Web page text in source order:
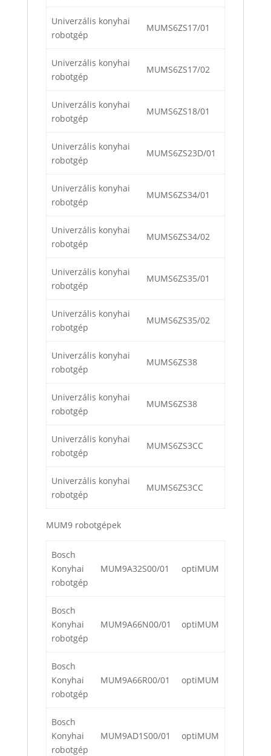
Univerzális konyhai
robotgép
MUMS6ZS17/01
Univerzális konyhai
robotgép
MUMS6ZS17/02
Univerzális konyhai
robotgép
MUMS6ZS18/01
Univerzális konyhai
robotgép
MUMS6ZS23D/01
Univerzális konyhai
robotgép
MUMS6ZS34/01
Univerzális konyhai
robotgép
MUMS6ZS34/02
Univerzális konyhai
robotgép
MUMS6ZS35/01
Univerzális konyhai
robotgép
MUMS6ZS35/02
Univerzális konyhai
robotgép
MUMS6ZS38
Univerzális konyhai
robotgép
MUMS6ZS38
Univerzális konyhai
robotgép
MUMS6ZS3CC
Univerzális konyhai
robotgép
MUMS6ZS3CC
MUM9 robotgépek
Bosch
Konyhai
robotgép
MUM9A32S00/01 optiMUM
Bosch
Konyhai
robotgép
MUM9A66N00/01 optiMUM
Bosch
Konyhai
robotgép
MUM9A66R00/01 optiMUM
Bosch
Konyhai
robotgép
MUM9AD1S00/01 optiMUM